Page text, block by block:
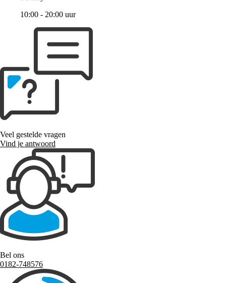
10:00 - 20:00 uur
Veel gestelde vragen
Vind je antwoord
Bel ons
0182-748576